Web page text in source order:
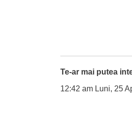
Te-ar mai putea
12:42 am Luni, 25